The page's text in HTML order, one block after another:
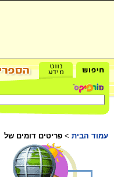
עמוד הבית > פריטים דומים של